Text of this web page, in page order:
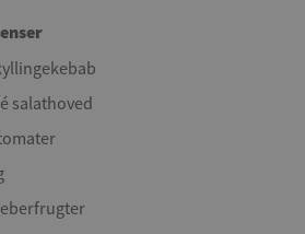
salathoved